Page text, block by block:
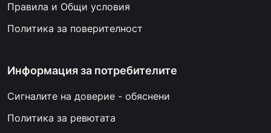
Правила и Общи условия
Политика за поверителност
Информация за потребителите
Сигналите на доверие - обяснени
Политика за ревютата